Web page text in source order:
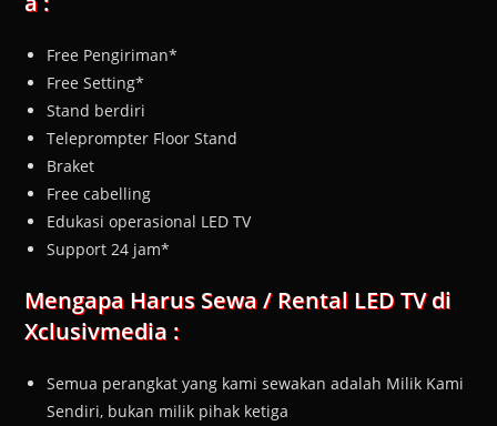
Free Pengiriman*
Free Setting*
Stand berdiri
Teleprompter Floor Stand
Braket
Free cabelling
Edukasi operasional LED TV
Support 24 jam*
Mengapa Harus Sewa / Rental LED TV di
Xclusivmedia :
Semua perangkat yang kami sewakan adalah Milik Kami
Sendiri, bukan milik pihak ketiga